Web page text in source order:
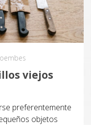
viejos
preferentemente
objetos